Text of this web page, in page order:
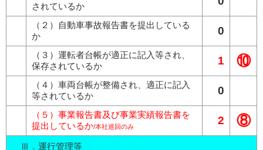
されているか
（２）自動車事故報告書を提出している
か
0
（３）運転者台帳が適正に記入等され、
保存されているか
1 ⑩
（４）車両台帳が整備され、適正に記入
等されているか
0
（５）事業報告書及び事業実績報告書を
提出しているか/本社巡回のみ 2 ⑧
Ⅲ．運行管理等